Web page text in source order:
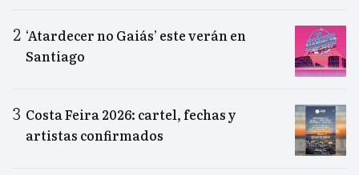
‘Atardecer no Gaiás’ este verán en
Santiago
Costa Feira 2026: cartel, fechas y
artistas confirmados